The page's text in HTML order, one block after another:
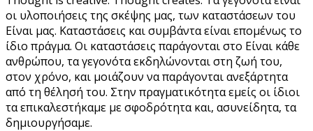
οι υλοποιήσεις της σκέψης μας, των καταστάσεων του
Είναι μας. Καταστάσεις και συμβάντα είναι επομένως το
ίδιο πράγμα. Οι καταστάσεις παράγονται στο Είναι κάθε
ανθρώπου, τα γεγονότα εκδηλώνονται στη ζωή του,
στον χρόνο, και μοιάζουν να παράγονται ανεξάρτητα
από τη θέλησή του. Στην πραγματικότητα εμείς οι ίδιοι
τα επικαλεστήκαμε με σφοδρότητα και, ασυνείδητα, τα
δημιουργήσαμε.